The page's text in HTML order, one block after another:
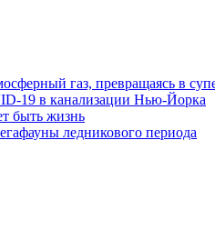
газ, превращаясь в
19 в канализации Нью-Йорка
быть жизнь
ледникового периода